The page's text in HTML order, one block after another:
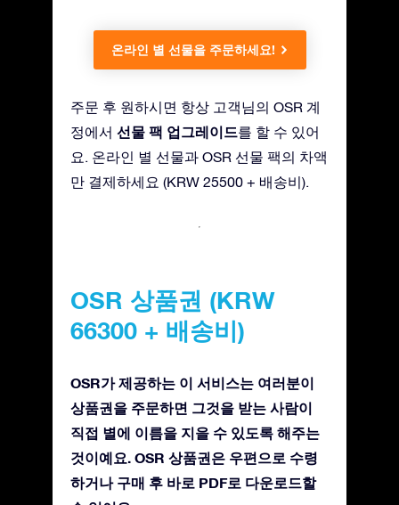
온라인 별 선물을 주문하세요!
주문 후 원하시면 항상 고객님의 OSR 계
정에서 선물 팩 업그레이드를 할 수 있어
요. 온라인 별 선물과 OSR 선물 팩의 차액
만 결제하세요 (KRW 25500 + 배송비).
OSR 상품권 (KRW
66300 + 배송비)
OSR가 제공하는 이 서비스는 여러분이
상품권을 주문하면 그것을 받는 사람이
직접 별에 이름을 지을 수 있도록 해주는
것이예요. OSR 상품권은 우편으로 수령
하거나 구매 후 바로 PDF로 다운로드할